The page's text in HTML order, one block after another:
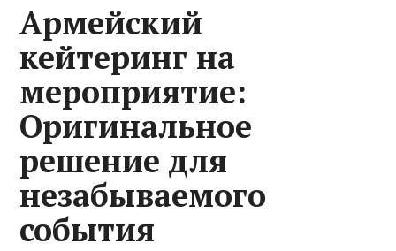
Армейский
кейтеринг на
мероприятие:
Оригинальное
решение для
незабываемого
события